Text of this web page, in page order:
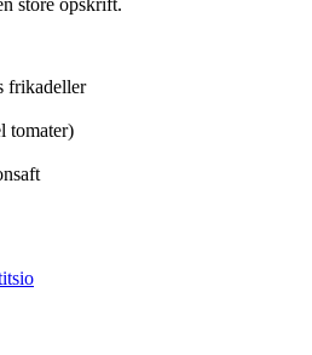
store opskrift.
frikadeller
tomater)